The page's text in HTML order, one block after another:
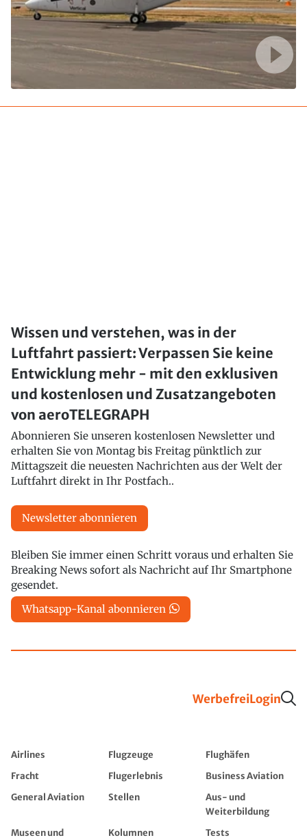
Wissen und verstehen, was in der
Luftfahrt passiert: Verpassen Sie keine
Entwicklung mehr - mit den exklusiven
und kostenlosen und Zusatzangeboten
von aeroTELEGRAPH
Abonnieren Sie unseren kostenlosen Newsletter und
erhalten Sie von Montag bis Freitag pünktlich zur
Mittagszeit die neuesten Nachrichten aus der Welt der
Luftfahrt direkt in Ihr Postfach..
Newsletter abonnieren
Bleiben Sie immer einen Schritt voraus und erhalten Sie
Breaking News sofort als Nachricht auf Ihr Smartphone
gesendet.
Whatsapp-Kanal abonnieren
WerbefreiLogin
Airlines Flugzeuge
Flughäfen
Fracht
Flugerlebnis
Business Aviation
General Aviation
Stellen
Aus- und
Weiterbildung
Museen und
Kolumnen Tests